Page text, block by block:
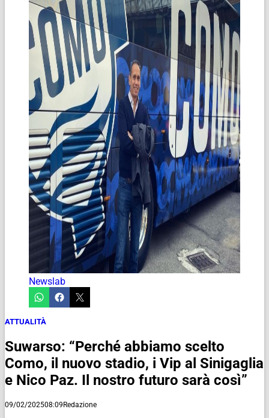
Newslab
ATTUALITÀ
Suwarso: “Perché abbiamo scelto
Como, il nuovo stadio, i Vip al Sinigaglia
e Nico Paz. Il nostro futuro sarà così”
09/02/202508:09Redazione